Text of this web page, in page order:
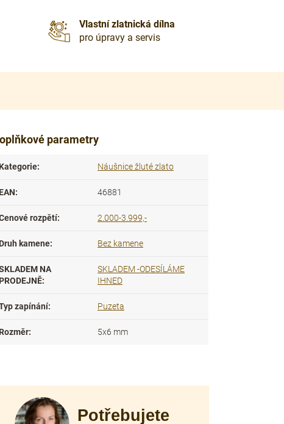
Vlastní zlatnická dílna
pro úpravy a servis
parametry
Kategorie: Náušnice žluté zlato
EAN: 46881
rozpětí: 2.000-3.999,-
Druh kamene: Bez kamene
NA
PRODEJNĚ:
SKLADEM -ODESÍLÁME
IHNED
zapínání: Puzeta
Rozměr: 5x6 mm
Potřebujete